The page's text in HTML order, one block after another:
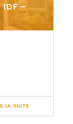
IDF –
LA SUITE